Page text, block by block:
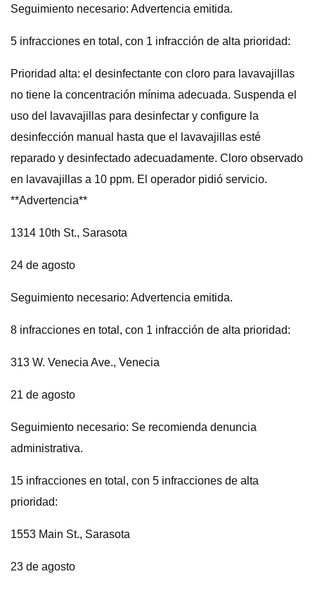
Seguimiento necesario: Advertencia emitida.
5 infracciones en total, con 1 infracción de alta prioridad:
Prioridad alta: el desinfectante con cloro para lavavajillas
no tiene la concentración mínima adecuada. Suspenda el
uso del lavavajillas para desinfectar y configure la
desinfección manual hasta que el lavavajillas esté
reparado y desinfectado adecuadamente. Cloro observado
en lavavajillas a 10 ppm. El operador pidió servicio.
**Advertencia**
1314 10th St., Sarasota
24 de agosto
Seguimiento necesario: Advertencia emitida.
8 infracciones en total, con 1 infracción de alta prioridad:
313 W. Venecia Ave., Venecia
21 de agosto
Seguimiento necesario: Se recomienda denuncia
administrativa.
15 infracciones en total, con 5 infracciones de alta
prioridad:
1553 Main St., Sarasota
23 de agosto